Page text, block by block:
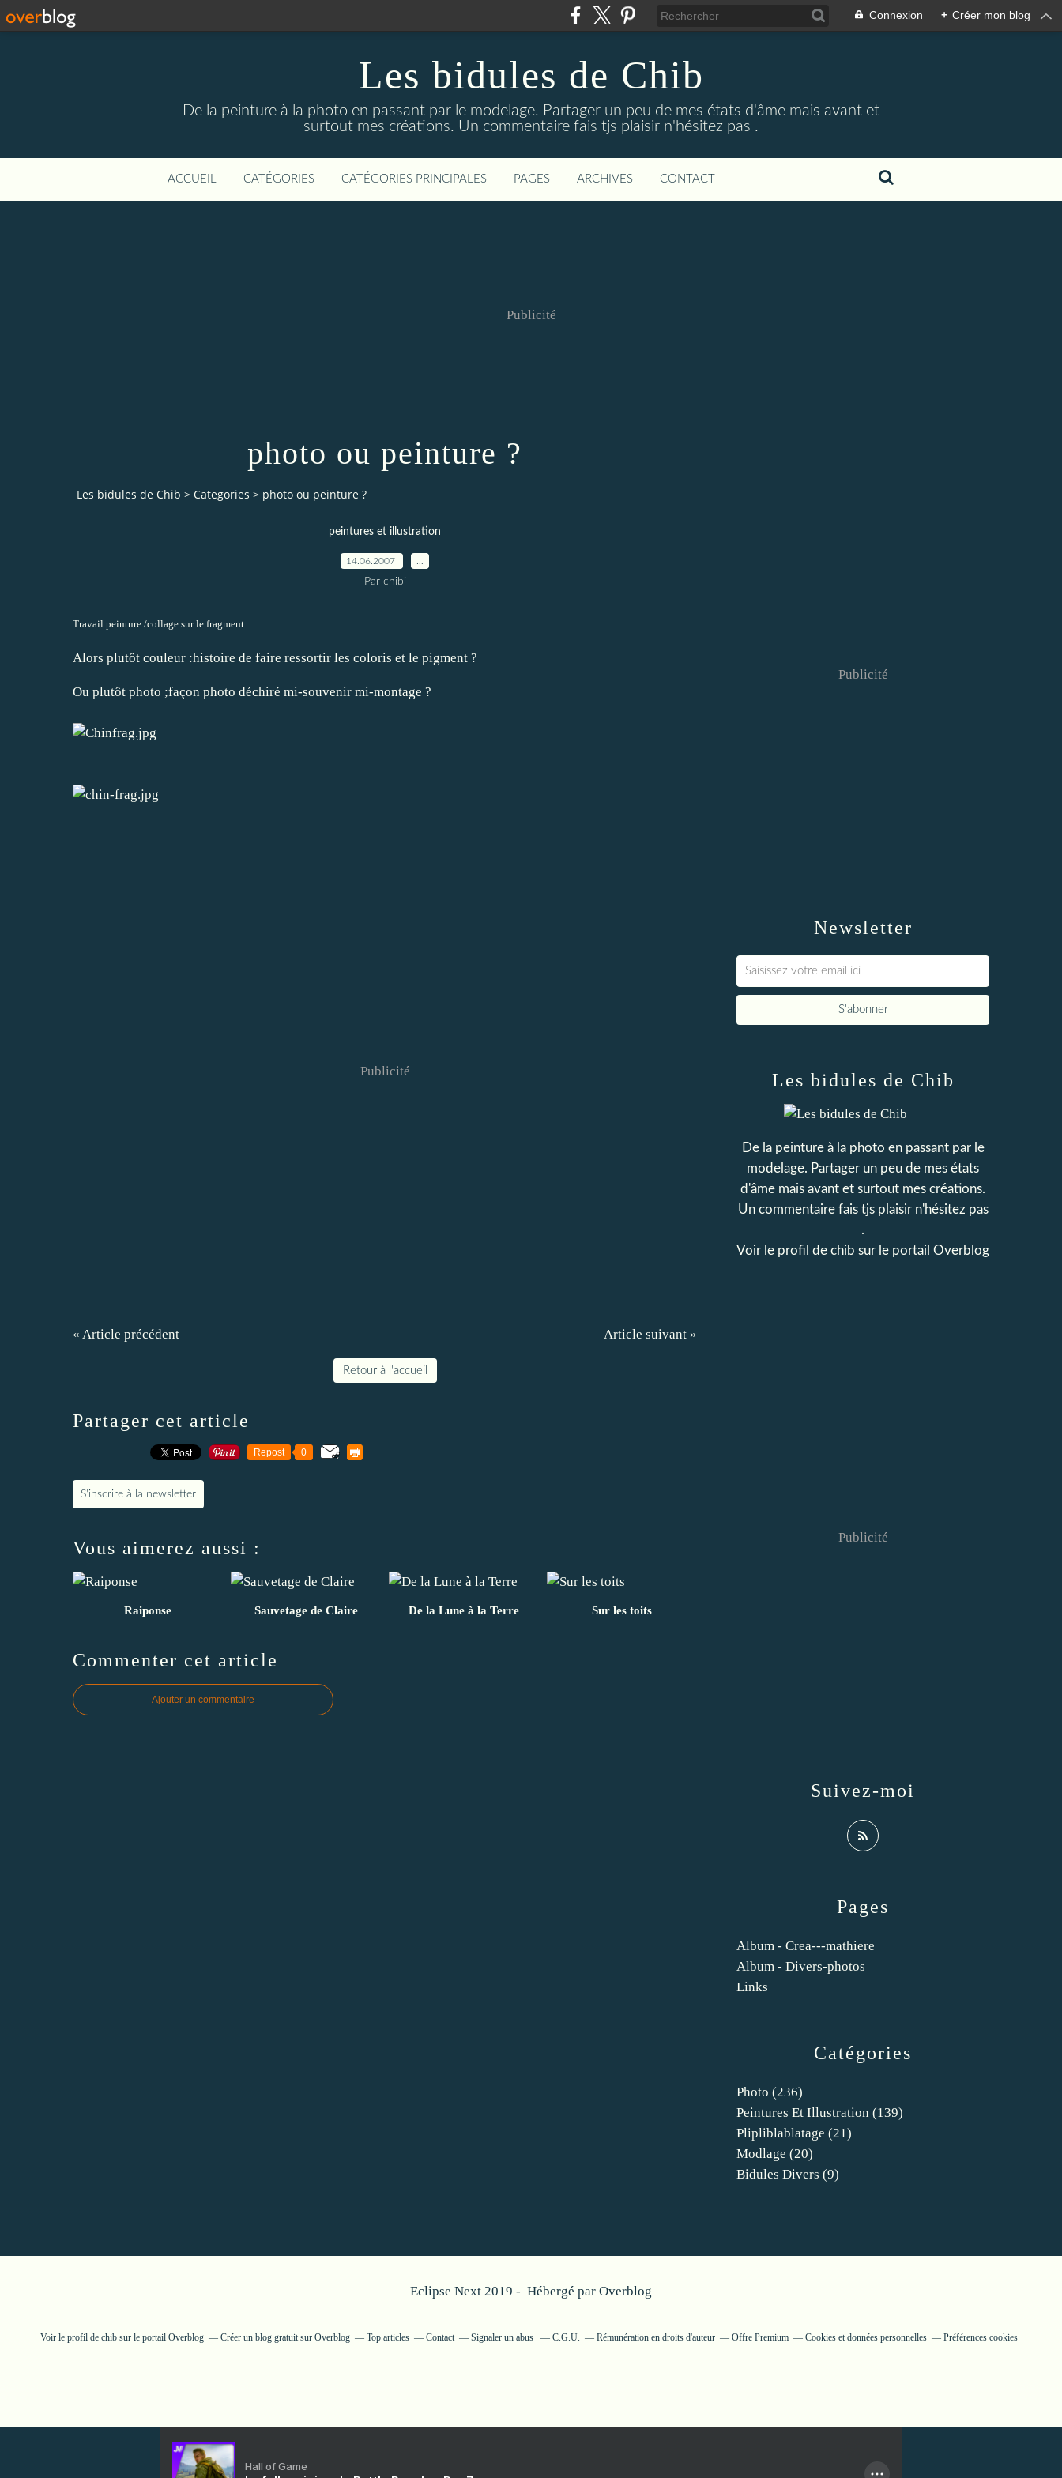
Connexion + Créer mon blog
Les bidules de Chib
De la peinture à la photo en passant par le modelage. Partager un peu de mes états d'âme mais avant et
surtout mes créations. Un commentaire fais tjs plaisir n'hésitez pas .
ACCUEIL CATÉGORIES CATÉGORIES PRINCIPALES PAGES ARCHIVES CONTACT
Publicité
photo ou peinture ?
Les bidules de Chib > Categories > photo ou peinture ?
peintures et illustration
14.06.2007
Par chibi
Travail peinture /collage sur le fragment
Alors plutôt couleur :histoire de faire ressortir les coloris et le pigment ?
Ou plutôt photo ;façon photo déchiré mi-souvenir mi-montage ?
Publicité
« Article précédent Article suivant »
Retour à l'accueil
Partager cet article
Repost 0
S'inscrire à la newsletter
Vous aimerez aussi :
Raiponse Sauvetage de Claire De la Lune à la Terre Sur les toits
Commenter cet article
Ajouter un commentaire
Newsletter
Publicité
Catégories
Photo (236)
Peintures Et Illustration (139)
Plipliblablatage (21)
Modlage (20)
Bidules Divers (9)
Pages
Album - Crea---mathiere
Album - Divers-photos
Links
Les bidules de Chib
De la peinture à la photo en passant par le
modelage. Partager un peu de mes états
d'âme mais avant et surtout mes créations.
Un commentaire fais tjs plaisir n'hésitez pas
.
Voir le profil de chib sur le portail Overblog
Suivez-moi
Publicité
Eclipse Next 2019 - Hébergé par Overblog
Voir le profil de chibsur le portail Overblog Créer un blog gratuit sur Overblog Top articles Contact Signaler un abus C.G.U. Rémunération en droits d'auteur Offre Premium Cookies et données personnelles Préférences cookies
Hall of Game